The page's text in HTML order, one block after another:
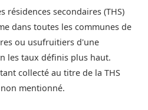
résidences secondaires (THS)
dans toutes les communes de
ou usufruitiers d'une
les taux définis plus haut.
collecté au titre de la THS
mentionné.